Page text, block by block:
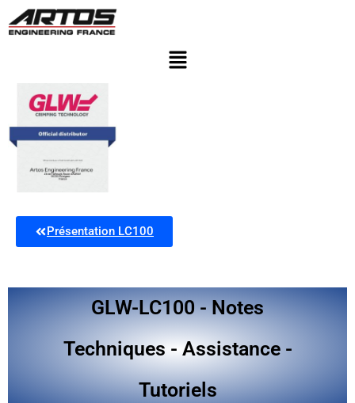
Présentation LC100
GLW-LC100 - Notes
Techniques - Assistance -
Tutoriels